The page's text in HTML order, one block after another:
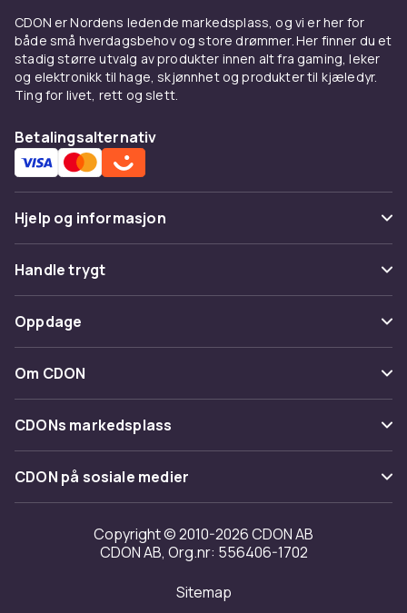
CDON er Nordens ledende markedsplass, og vi er her for
både små hverdagsbehov og store drømmer. Her finner du et
stadig større utvalg av produkter innen alt fra gaming, leker
og elektronikk til hage, skjønnhet og produkter til kjæledyr.
Ting for livet, rett og slett.
Betalingsalternativ
Hjelp og informasjon
Vanlige spørsmål
Spor pakke
Angre & returner her
Kontakt oss
Handle trygt
Betaling
Levering
Tilbakekallinger
Oppdage
Kategorier
Varemerker
Om CDON
Om oss
Kundeanmeldelser
Jobbe på CDON
Investor relations
Tilgjengelighet
CDONs markedsplass
Merchant Help Center
CDON på sosiale medier
Copyright © 2010-2026 CDON AB
CDON AB, Org.nr: 556406-1702
Sitemap